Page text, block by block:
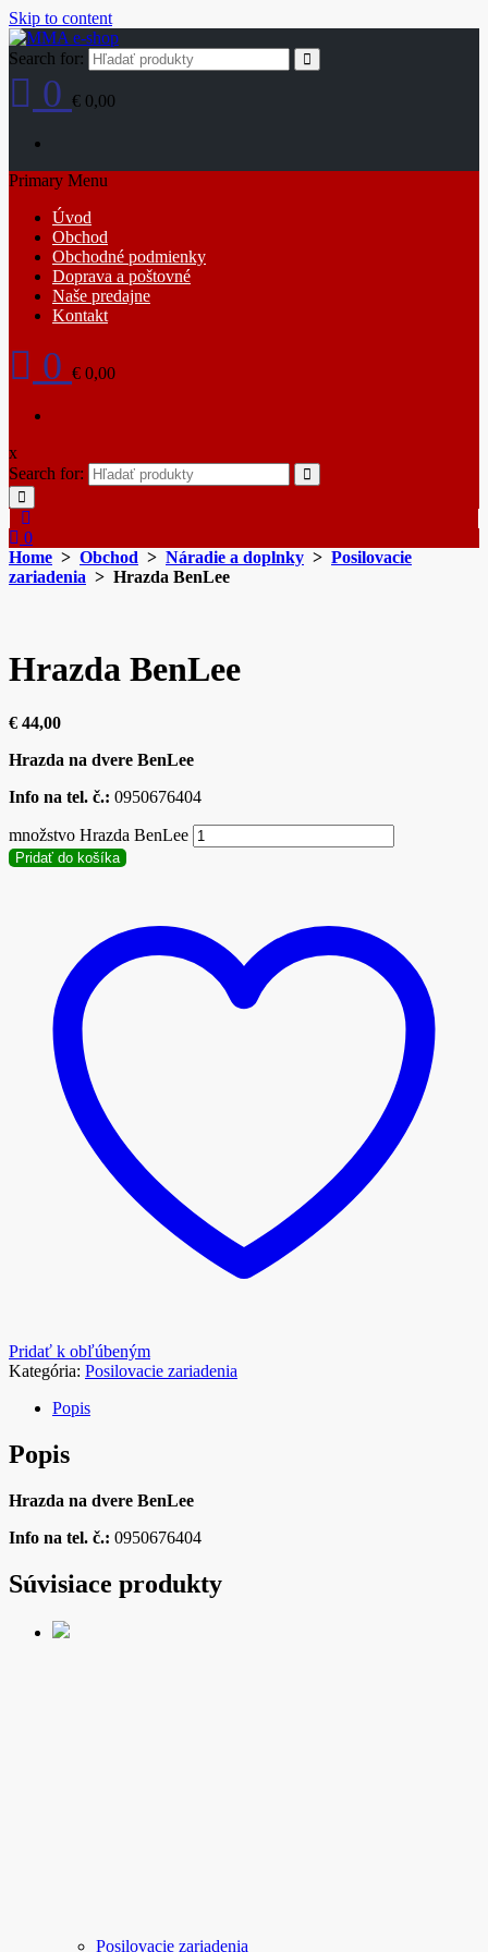
Skip to content
Search for:
0 € 0,00
Primary Menu
Úvod
Obchod
Obchodné podmienky
Doprava a poštovné
Naše predajne
Kontakt
0 € 0,00
x
Search for:
0
Home > Obchod > Náradie a doplnky > Posilovacie
zariadenia > Hrazda BenLee
Hrazda BenLee
€ 44,00
Hrazda na dvere BenLee
Info na tel. č.: 0950676404
množstvo Hrazda BenLee
Pridať do košíka
Pridať k obľúbeným
Kategória: Posilovacie zariadenia
Popis
Popis
Hrazda na dvere BenLee
Info na tel. č.: 0950676404
Súvisiace produkty
Posilovacie zariadenia